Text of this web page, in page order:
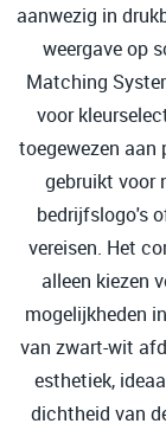
aanwezig in
weergave op
Matching
voor
toegewezen aan
gebruikt voor
bedrijfslogo's
vereisen. Het
alleen kiezen
mogelijkheden
van zwart-wit
esthetiek,
dichtheid van